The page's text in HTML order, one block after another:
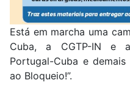
Está em marcha uma
Cuba, a CGTP-IN e
Portugal-Cuba e
ao Bloqueio!”.